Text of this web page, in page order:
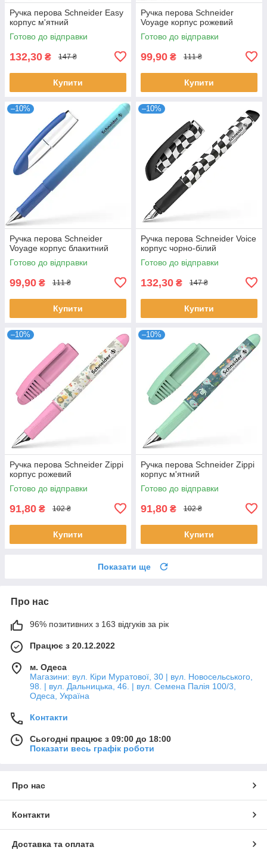
Ручка перова Schneider Easy
корпус м'ятний
Готово до відправки
132,30 ₴ 147 ₴
Купити
Ручка перова Schneider
Voyage корпус рожевий
Готово до відправки
99,90 ₴ 111 ₴
Купити
–10%
Ручка перова Schneider
Voyage корпус блакитний
Готово до відправки
99,90 ₴ 111 ₴
Купити
–10%
Ручка перова Schneider Voice
корпус чорно-білий
Готово до відправки
132,30 ₴ 147 ₴
Купити
–10%
Ручка перова Schneider Zippi
корпус рожевий
Готово до відправки
91,80 ₴ 102 ₴
Купити
–10%
Ручка перова Schneider Zippi
корпус м'ятний
Готово до відправки
91,80 ₴ 102 ₴
Купити
Показати ще
Про нас
96% позитивних з 163 відгуків за рік
Працює з 20.12.2022
м. Одеса
Магазини: вул. Кіри Муратової, 30 | вул. Новосельського,
98. | вул. Дальницька, 46. | вул. Семена Палія 100/3,
Одеса, Україна
Контакти
Сьогодні працює з 09:00 до 18:00
Показати весь графік роботи
Про нас
Контакти
Доставка та оплата